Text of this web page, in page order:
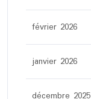
février 2026
janvier 2026
décembre 2025